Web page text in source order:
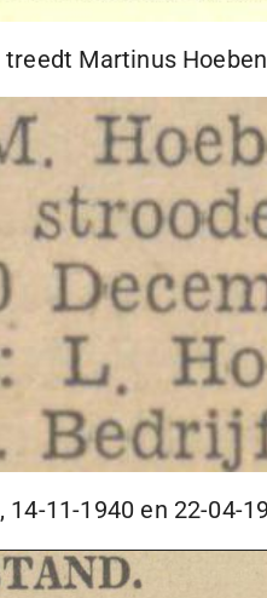
treedt Martinus
, 14-11-1940 en 22-04-